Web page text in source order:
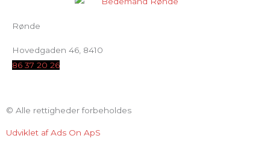
Rønde
Hovedgaden 46, 8410
86 37 20 26
© Alle rettigheder forbeholdes
Udviklet af Ads On ApS